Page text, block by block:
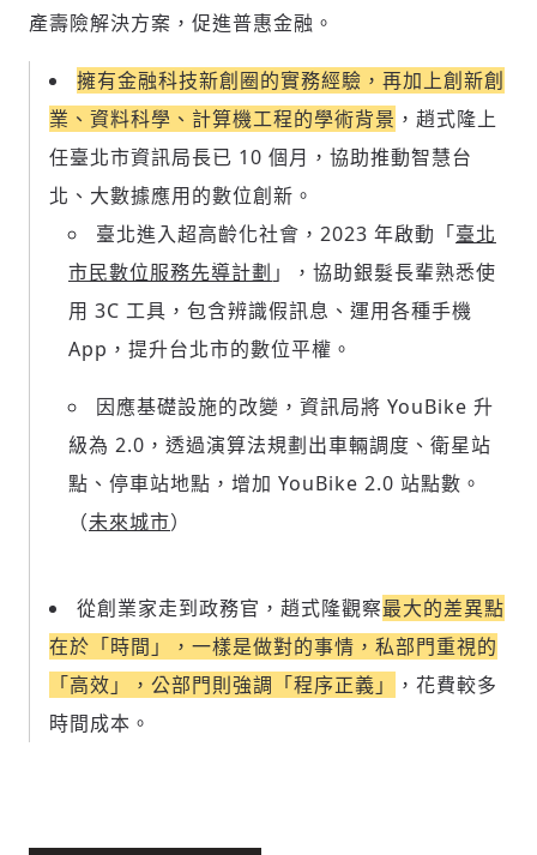
產壽險解決方案，促進普惠金融。
擁有金融科技新創圈的實務經驗，再加上創新創
業、資料科學、計算機工程的學術背景 ，趙式隆上
任臺北市資訊局長已 10 個月，協助推動智慧台
北、大數據應用的數位創新。
臺北進入超高齡化社會，2023 年啟動「臺北
市民數位服務先導計劃 」，協助銀髮長輩熟悉使
用 3C 工具，包含辨識假訊息、運用各種手機
App，提升台北市的數位平權。
因應基礎設施的改變，資訊局將 YouBike 升
級為 2.0，透過演算法規劃出車輛調度、衛星站
點、停車站地點，增加 YouBike 2.0 站點數。
（未來城市）
從創業家走到政務官，趙式隆觀察最大的差異點
在於「時間」，一樣是做對的事情，私部門重視的
「高效」，公部門則強調「程序正義」
，花費較多
時間成本。